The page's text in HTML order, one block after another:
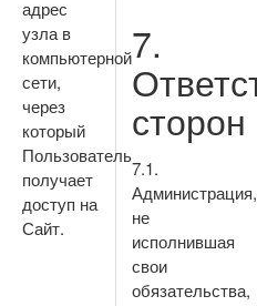
адрес
узла в
компьютерной
сети,
через
который
Пользователь
получает
доступ на
Сайт.
7.
сторон
7.1.
Администрация,
не
исполнившая
свои
обязательства,